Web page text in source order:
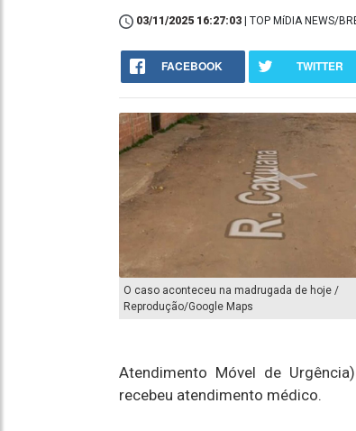
03/11/2025 16:27:03 | TOP MíDIA NEWS/
FACEBOOK TWITTER
O caso aconteceu na madrugada de hoje /
Reprodução/Google Maps
Atendimento Móvel de
recebeu atendimento médico.